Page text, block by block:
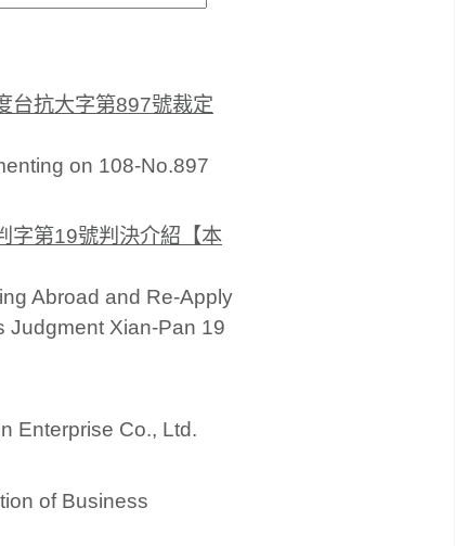
台抗大字第897號裁定
on 108-No.897
字第19號判決介紹【本
Abroad and Re-Apply
Judgment Xian-Pan 19
Enterprise Co., Ltd.
of Business